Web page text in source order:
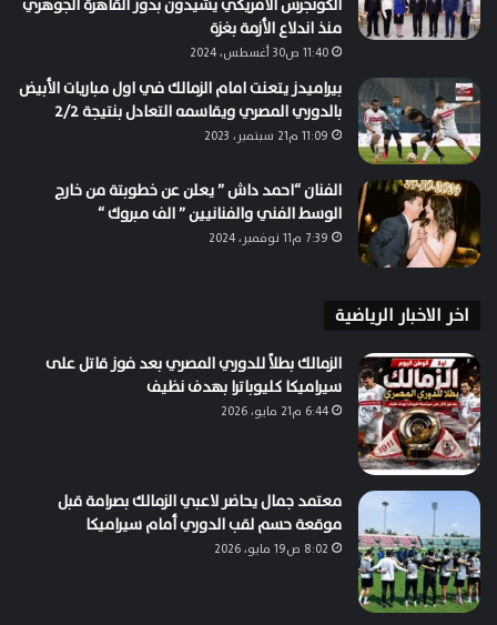
الكونجرس الأمريكي يشيدون بدور القاهرة الجوهري
منذ اندلاع الأزمة بغزة
11:40 ص30 أغسطس، 2024
بيراميدز يتعنت امام الزمالك في اول مباريات الأبيض
بالدوري المصري ويقاسمه التعادل بنتيجة 2/2
11:09 م21 سبتمبر، 2023
الفنان “احمد داش ” يعلن عن خطوبتة من خارج
الوسط الفني والفنانيين ” الف مبروك “
7:39 م11 نوفمبر، 2024
اخر الاخبار الرياضية
الزمالك بطلاً للدوري المصري بعد فوز قاتل على
سيراميكا كليوباترا بهدف نظيف
6:44 م21 مايو، 2026
معتمد جمال يحاضر لاعبي الزمالك بصرامة قبل
موقعة حسم لقب الدوري أمام سيراميكا
8:02 ص19 مايو، 2026